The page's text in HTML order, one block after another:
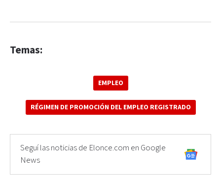
Temas:
EMPLEO
RÉGIMEN DE PROMOCIÓN DEL EMPLEO REGISTRADO
Seguí las noticias de Elonce.com en Google
News